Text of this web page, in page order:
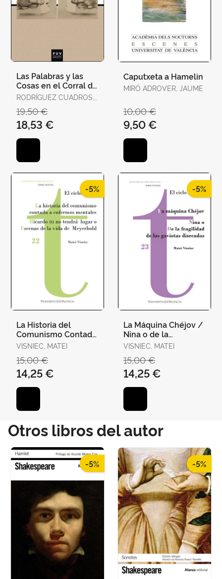
Las Palabras y las
Cosas en el Corral de
Comedias
RODRÍGUEZ CUADROS,
19,50 €
18,53 €
Caputxeta a Hamelin
MIRÓ ADROVER, JAUME
10,00 €
9,50 €
-5%
La Historia del
Comunismo Contada
para Enfermos
Mentales / Ricardo Iii
no Tendrá
VISNIEC, MATEI
15,00 €
14,25 €
-5%
La Máquina Chéjov /
Nina o de la
Fragilidad de las
Gaviotas Disecadas
VISNIEC, MATEI
15,00 €
14,25 €
Otros libros del autor
-5% -5%